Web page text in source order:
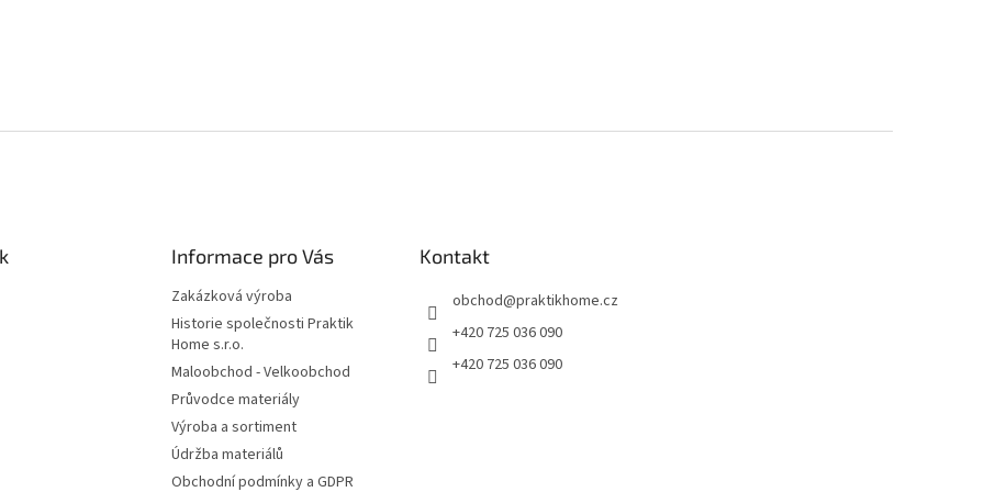
Informace pro Vás
Zakázková výroba
Historie společnosti Praktik
Home s.r.o.
Maloobchod - Velkoobchod
Průvodce materiály
Výroba a sortiment
Údržba materiálů
Obchodní podmínky a GDPR
Kontakt
obchod@praktikhome.cz
+420 725 036 090
+420 725 036 090